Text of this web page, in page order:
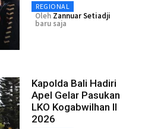
REGIONAL
Oleh Zannuar Setiadji
baru saja
Kapolda Bali Hadiri
Apel Gelar Pasukan
LKO Kogabwilhan II
2026